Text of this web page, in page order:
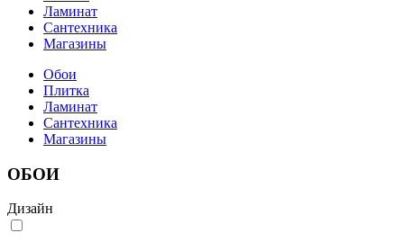
Ламинат
Сантехника
Магазины
Обои
Плитка
Ламинат
Сантехника
Магазины
ОБОИ
Дизайн